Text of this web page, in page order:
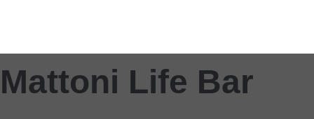
Mattoni Life Bar